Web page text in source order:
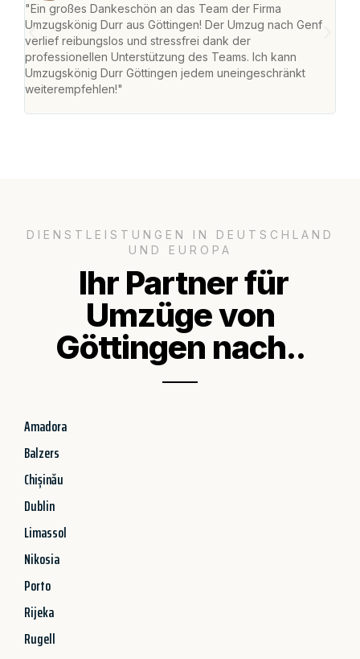
"Ein großes Dankeschön an das Team der Firma
Umzugskönig Durr aus Göttingen! Der Umzug nach Genf
verlief reibungslos und stressfrei dank der
professionellen Unterstützung des Teams. Ich kann
Umzugskönig Durr Göttingen jedem uneingeschränkt
weiterempfehlen!"
DIENSTLEISTUNGEN IN DEUTSCHLAND
UND EUROPA
Ihr Partner für
Umzüge von
Göttingen nach..
Amadora
Balzers
Chișinău
Dublin
Limassol
Nikosia
Porto
Rijeka
Rugell